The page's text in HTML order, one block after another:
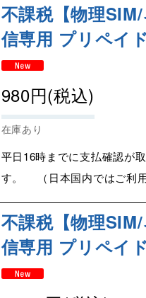
不課税【物理
信専用 プリペイ
980円(税込)
在庫あり
平日16時までに支払確認が
す。 （日本国内ではご利
不課税【物理
信専用 プリペイ